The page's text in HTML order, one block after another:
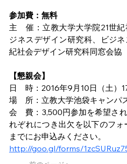
参加費：無料
主　催：立教大学大学院21世
ジネスデザイン研究科、ビジ
紀社会デザイン研究科同窓会協
【懇親会】
日　時：2016年9月10日（土）
場　所：立教大学池袋キャンパ
会　費：3,500円参加を希望さ
れぞれにつき出欠を以下のフォ
までにお申込みください。
http://goo.gl/forms/